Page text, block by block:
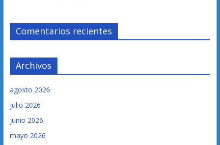
Comentarios recientes
Archivos
agosto 2026
julio 2026
junio 2026
mayo 2026